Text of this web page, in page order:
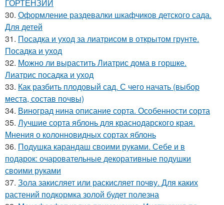
ГОРТЕНЗИЙ
30. Оформление раздевалки шкафчиков детского сада.
Для детей
31. Посадка и уход за лиатрисом в открытом грунте.
Посадка и уход
32. Можно ли вырастить Лиатрис дома в горшке.
Лиатрис посадка и уход
33. Как разбить плодовый сад. С чего начать (выбор
места, состав почвы)
34. Виноград нина описание сорта. Особенности сорта
35. Лучшие сорта яблонь для краснодарского края.
Мнения о колонновидных сортах яблонь
36. Подушка карандаш своими руками. Себе и в
подарок: очаровательные декоративные подушки
своими руками
37. Зола закисляет или раскисляет почву. Для каких
растений подкормка золой будет полезна